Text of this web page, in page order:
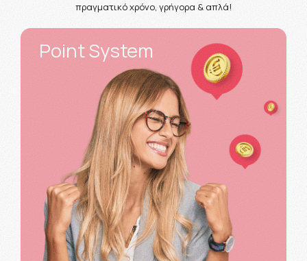
πραγματικό χρόνο, γρήγορα & απλά!
Point System